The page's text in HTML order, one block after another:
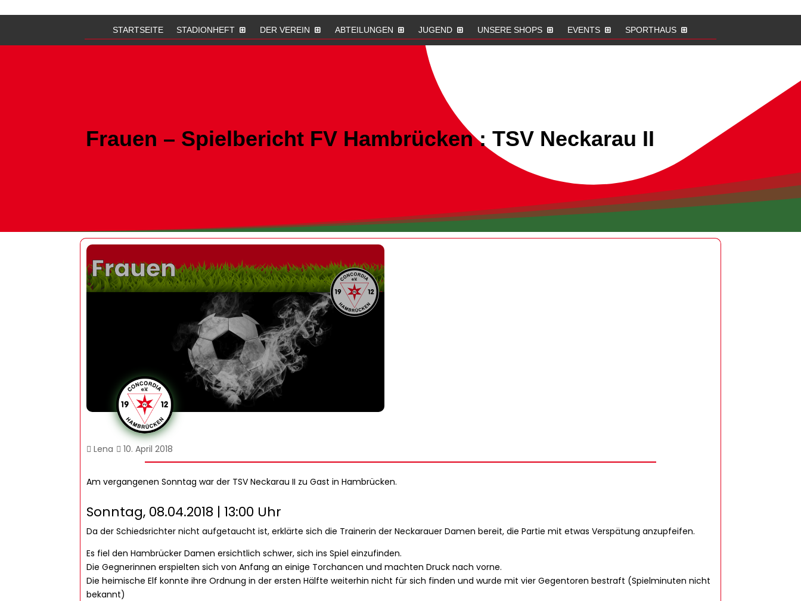
STARTSEITE STADIONHEFT DER VEREIN ABTEILUNGEN JUGEND UNSERE SHOPS EVENTS SPORTHAUS
Frauen – Spielbericht FV Hambrücken : TSV Neckarau II
Lena 10. April 2018
Am vergangenen Sonntag war der TSV Neckarau II zu Gast in Hambrücken.
Sonntag, 08.04.2018 | 13:00 Uhr
Da der Schiedsrichter nicht aufgetaucht ist, erklärte sich die Trainerin der Neckarauer Damen bereit, die Partie mit etwas Verspätung anzupfeifen.
Es fiel den Hambrücker Damen ersichtlich schwer, sich ins Spiel einzufinden.
Die Gegnerinnen erspielten sich von Anfang an einige Torchancen und machten Druck nach vorne.
Die heimische Elf konnte ihre Ordnung in der ersten Hälfte weiterhin nicht für sich finden und wurde mit vier Gegentoren bestraft (Spielminuten nicht
bekannt)